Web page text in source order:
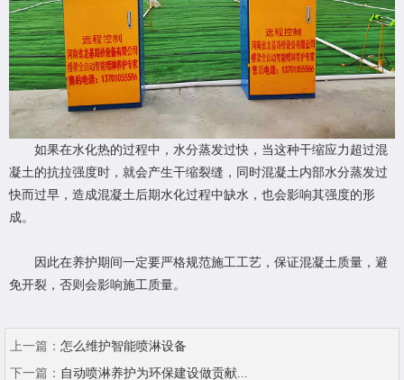
如果在水化热的过程中，水分蒸发过快，当这种干缩应力超过混
凝土的抗拉强度时，就会产生干缩裂缝，同时混凝土内部水分蒸发过
快而过早，造成混凝土后期水化过程中缺水，也会影响其强度的形
成。
因此在养护期间一定要严格规范施工工艺，保证混凝土质量，避
免开裂，否则会影响施工质量。
上一篇： 怎么维护智能喷淋设备
下一篇： 自动喷淋养护为环保建设做贡献...